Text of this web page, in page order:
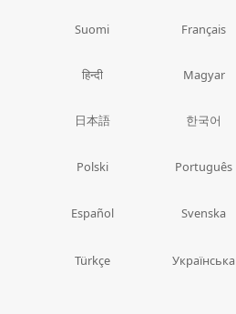
Suomi Français
हिन्दी Magyar
日本語 한국어
Polski Português
Español Svenska
Türkçe Українська